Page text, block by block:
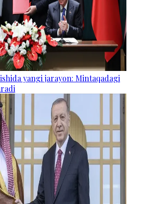
yangi jarayon: Mintaqadagi